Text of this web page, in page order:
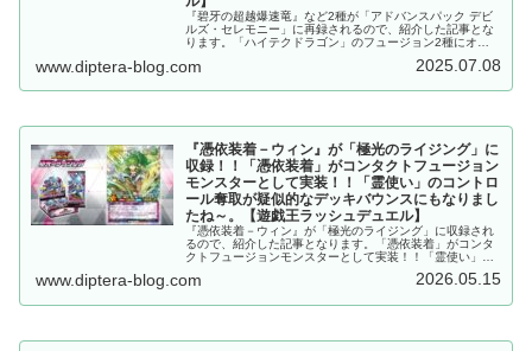
『碧牙の超越爆速竜』など2種が「アドバンスパック デビ
ルズ・セレモニー」に再録されるので、紹介した記事とな
ります。「ハイテクドラゴン」のフュージョン2種にオー
ティアップだ……。【遊戯王ラッシュデュエル】
www.diptera-blog.com 2025.07.08
『憑依装着－ウィン』が「極光のライジング」に
収録！！「憑依装着」がコンタクトフュージョン
モンスターとして実装！！「霊使い」のコントロ
ール奪取が疑似的なデッキバウンスにもなりまし
たね～。【遊戯王ラッシュデュエル】
『憑依装着－ウィン』が「極光のライジング」に収録され
るので、紹介した記事となります。「憑依装着」がコンタ
クトフュージョンモンスターとして実装！！「霊使い」の
たね～。【遊戯王ラッシュデュエル】
www.diptera-blog.com 2026.05.15